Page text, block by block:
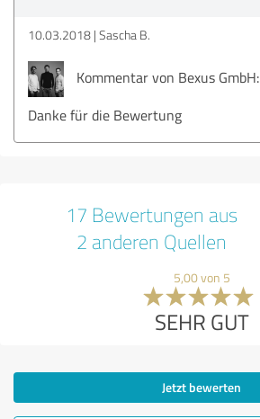
10.03.2018 Sascha B.
Kommentar von Bexus GmbH:
Danke für die Bewertung
17 Bewertungen aus
2 anderen Quellen
5,00 von 5
SEHR GUT
Jetzt bewerten